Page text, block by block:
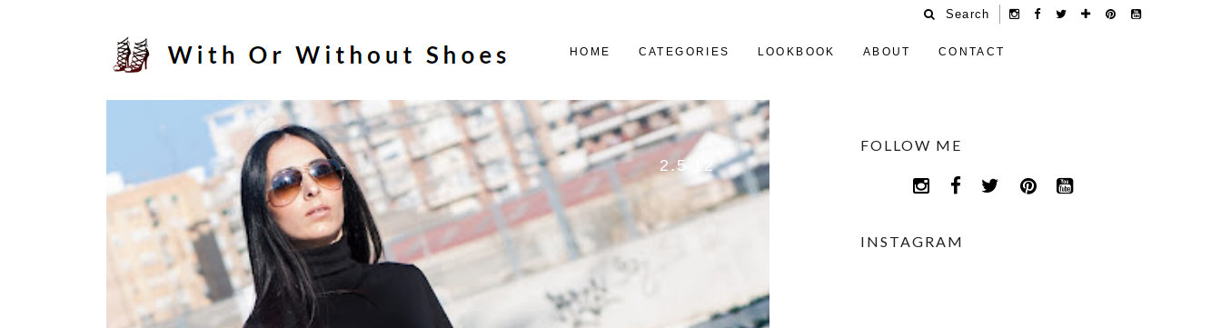
Search
HOME CATEGORIES LOOKBOOK ABOUT CONTACT
2.5.12
FOLLOW ME
INSTAGRAM